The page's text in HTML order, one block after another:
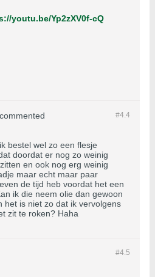
youtu.be/Yp2zXV0f-cQ
#4.4
commented
bestel wel zo een flesje
doordat er nog zo weinig
en ook nog erg weinig
maar echt maar paar
de tijd heb voordat het een
ik die neem olie dan gewoon
het is niet zo dat ik vervolgens
zit te roken? Haha
#4.5